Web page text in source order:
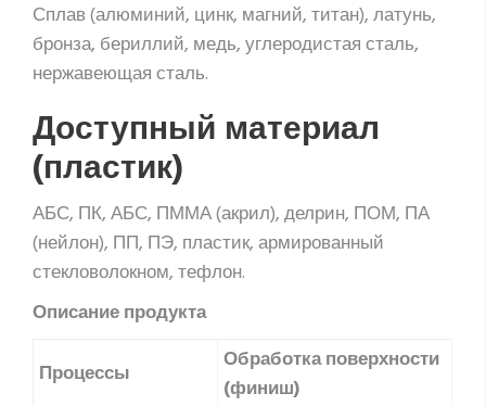
Сплав (алюминий, цинк, магний, титан), латунь,
бронза, бериллий, медь, углеродистая сталь,
нержавеющая сталь.
Доступный материал
(пластик)
АБС, ПК, АБС, ПММА (акрил), делрин, ПОМ, ПА
(нейлон), ПП, ПЭ, пластик, армированный
стекловолокном, тефлон.
Описание продукта
Процессы
Обработка поверхности
(финиш)